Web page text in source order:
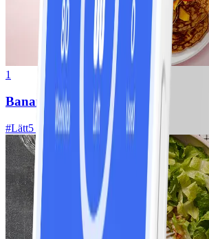
1
Bananpannkakor
#Lätt5 MIN